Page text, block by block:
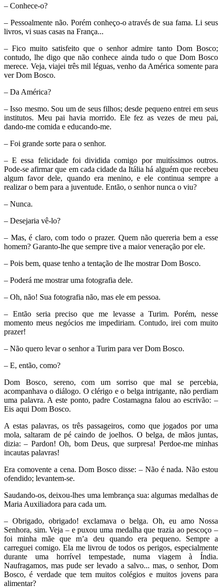
– Conhece-o?
– Pessoalmente não. Porém conheço-o através de sua fama. Li seus
livros, vi suas casas na França...
– Fico muito satisfeito que o senhor admire tanto Dom Bosco;
contudo, lhe digo que não conhece ainda tudo o que Dom Bosco
merece. Veja, viajei três mil léguas, venho da América somente para
ver Dom Bosco.
– Da América?
– Isso mesmo. Sou um de seus filhos; desde pequeno entrei em seus
institutos. Meu pai havia morrido. Ele fez as vezes de meu pai,
dando-me comida e educando-me.
– Foi grande sorte para o senhor.
– E essa felicidade foi dividida comigo por muitíssimos outros.
Pode-se afirmar que em cada cidade da Itália há alguém que recebeu
algum favor dele, quando era menino, e ele continua sempre a
realizar o bem para a juventude. Então, o senhor nunca o viu?
– Nunca.
– Desejaria vê-lo?
– Mas, é claro, com todo o prazer. Quem não quereria bem a esse
homem? Garanto-lhe que sempre tive a maior veneração por ele.
– Pois bem, quase tenho a tentação de lhe mostrar Dom Bosco.
– Poderá me mostrar uma fotografia dele.
– Oh, não! Sua fotografia não, mas ele em pessoa.
– Então seria preciso que me levasse a Turim. Porém, nesse
momento meus negócios me impediriam. Contudo, irei com muito
prazer!
– Não quero levar o senhor a Turim para ver Dom Bosco.
– E, então, como?
Dom Bosco, sereno, com um sorriso que mal se percebia,
acompanhava o diálogo. O clérigo e o belga intrigante, não perdiam
uma palavra. A este ponto, padre Costamagna falou ao escrivão: –
Eis aqui Dom Bosco.
A estas palavras, os três passageiros, como que jogados por uma
mola, saltaram de pé caindo de joelhos. O belga, de mãos juntas,
dizia: – Pardon! Oh, bom Deus, que surpresa! Perdoe-me minhas
incautas palavras!
Era comovente a cena. Dom Bosco disse: – Não é nada. Não estou
ofendido; levantem-se.
Saudando-os, deixou-lhes uma lembrança sua: algumas medalhas de
Maria Auxiliadora para cada um.
– Obrigado, obrigado! exclamava o belga. Oh, eu amo Nossa
Senhora, sim. Veja – e puxou uma medalha que trazia ao pescoço –
foi minha mãe que m’a deu quando era pequeno. Sempre a
carreguei comigo. Ela me livrou de todos os perigos, especialmente
durante uma horrível tempestade, numa viagem à Índia.
Naufragamos, mas pude ser levado a salvo... mas, o senhor, Dom
Bosco, é verdade que tem muitos colégios e muitos jovens para
alimentar?